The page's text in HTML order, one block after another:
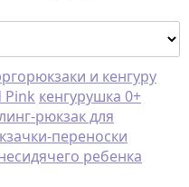
и кенгуру
Pink кенгурушка 0+
рюкзак для
переноски
ребенка